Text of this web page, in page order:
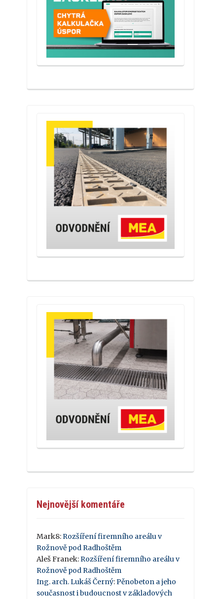
Nejnovější komentáře
Mark8: Rozšíření firemního areálu v
Rožnově pod Radhoštěm
Aleš Franek: Rozšíření firemního areálu v
Rožnově pod Radhoštěm
Ing. arch. Lukáš Černý: Pěnobeton a jeho
současnost i budoucnost v základových